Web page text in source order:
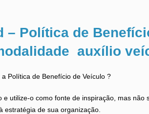
– Política de
auxílio
Política de Benefício de Veículo ?
e utilize-o como fonte de inspiração, mas não
estratégia de sua organização.